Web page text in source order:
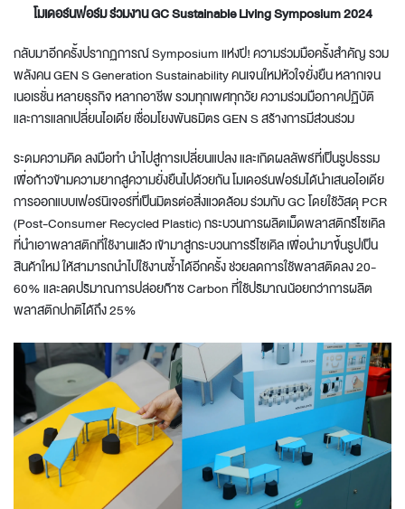
โมเดอร์นฟอร์ม ร่วมงานGC Sustainable Living Symposium 2024
กลับมาอีกครั้งปรากฏการณ์ Symposium แห่งปี! ความร่วมมือครั้งสำคัญ รวม
พลังคน GEN S Generation Sustainability คนเจนใหม่หัวใจยั่งยืน หลากเจน
เนอเรชั่น หลายธุรกิจ หลากอาชีพ รวมทุกเพศทุกวัย ความร่วมมือภาคปฏิบัติ
และการแลกเปลี่ยนไอเดีย เชื่อมโยงพันธมิตร GEN S สร้างการมีส่วนร่วม
ระดมความคิด ลงมือทำ นำไปสู่การเปลี่ยนแปลง และเกิดผลลัพธ์ที่เป็นรูปธรรม
เพื่อก้าวข้ามความยากสู่ความยั่งยืนไปด้วยกัน โมเดอร์นฟอร์มได้นำเสนอไอเดีย
การออกแบบเฟอร์นิเจอร์ที่เป็นมิตรต่อสิ่งแวดล้อม ร่วมกับ GC โดยใช้วัสดุ PCR
(Post-Consumer Recycled Plastic) กระบวนการผลิตเม็ดพลาสติกรีไซเคิล
ที่นำเอาพลาสติกที่ใช้งานแล้ว เข้ามาสู่กระบวนการรีไซเคิล เพื่อนำมาขึ้นรูปเป็น
สินค้าใหม่ ให้สามารถนำไปใช้งานซ้ำได้อีกครั้ง ช่วยลดการใช้พลาสติดลง 20-
60% และลดปริมาณการปล่อยก๊าซ Carbon ที่ใช้ปริมาณน้อยกว่าการผลิต
พลาสติกปกติได้ถึง 25%